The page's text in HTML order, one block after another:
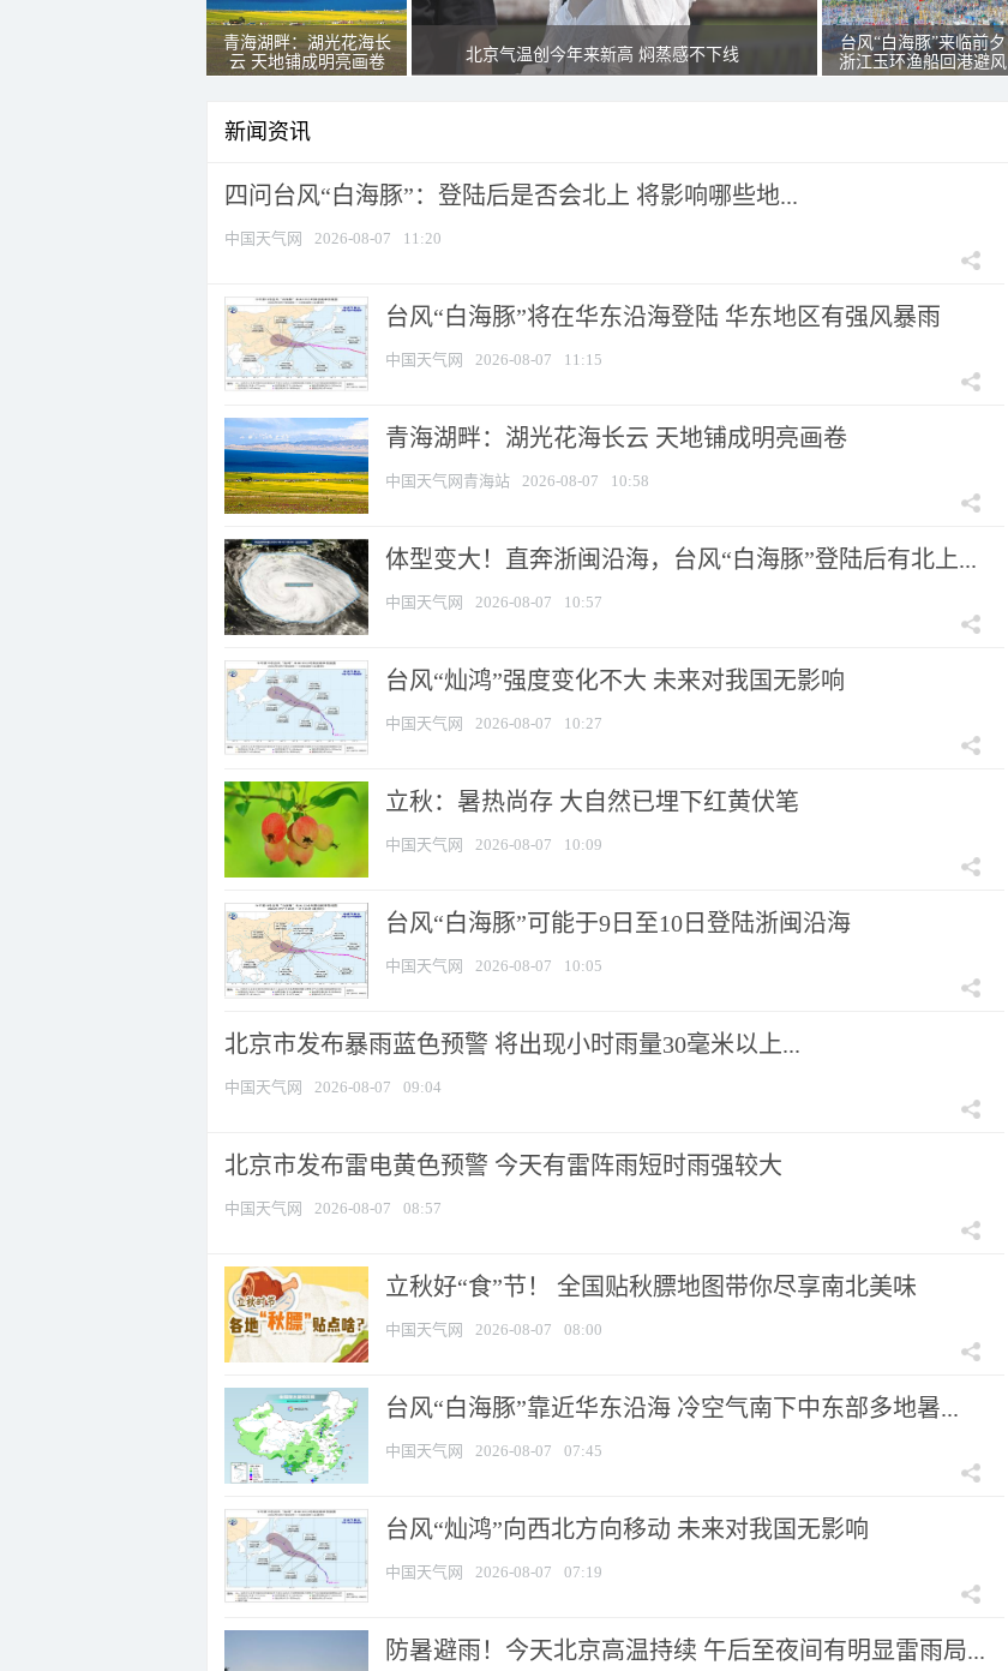
青海湖畔：湖光花海长
云 天地铺成明亮画卷
北京气温创今年来新高 焖蒸感不下线
台风“白海豚”来临前夕
浙江玉环渔船回港避风
新闻资讯
四问台风“白海豚”：登陆后是否会北上 将影响哪些地...
中国天气网 2026-08-07 11:20
台风“白海豚”将在华东沿海登陆 华东地区有强风暴雨
中国天气网 2026-08-07 11:15
青海湖畔：湖光花海长云 天地铺成明亮画卷
中国天气网青海站 2026-08-07 10:58
体型变大！直奔浙闽沿海，台风“白海豚”登陆后有北上...
中国天气网 2026-08-07 10:57
台风“灿鸿”强度变化不大 未来对我国无影响
中国天气网 2026-08-07 10:27
立秋：暑热尚存 大自然已埋下红黄伏笔
中国天气网 2026-08-07 10:09
台风“白海豚”可能于9日至10日登陆浙闽沿海
中国天气网 2026-08-07 10:05
北京市发布暴雨蓝色预警 将出现小时雨量30毫米以上...
中国天气网 2026-08-07 09:04
北京市发布雷电黄色预警 今天有雷阵雨短时雨强较大
中国天气网 2026-08-07 08:57
立秋好“食”节！ 全国贴秋膘地图带你尽享南北美味
中国天气网 2026-08-07 08:00
台风“白海豚”靠近华东沿海 冷空气南下中东部多地暑...
中国天气网 2026-08-07 07:45
台风“灿鸿”向西北方向移动 未来对我国无影响
中国天气网 2026-08-07 07:19
防暑避雨！今天北京高温持续 午后至夜间有明显雷雨局...